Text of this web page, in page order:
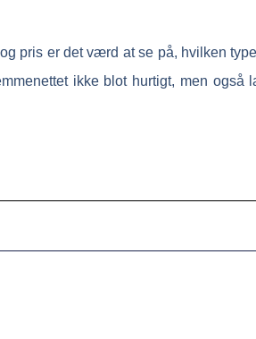
pris er det værd at se på, hvilken
ikke blot hurtigt, men også